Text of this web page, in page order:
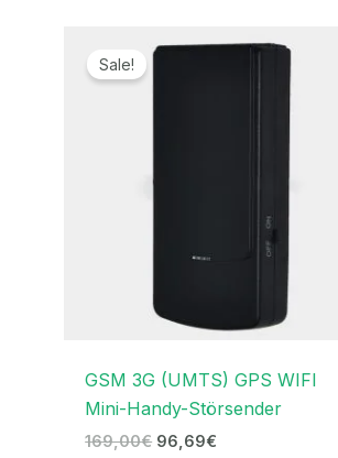
Sale!
GSM 3G (UMTS) GPS WIFI
Mini-Handy-Störsender
169,00€
Preis
96,69€